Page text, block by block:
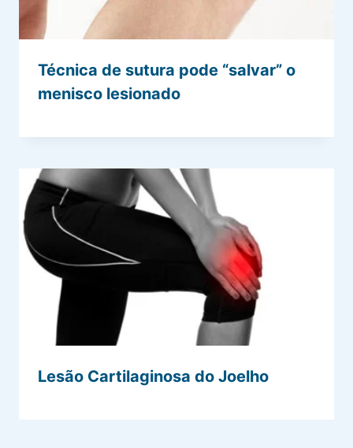
Técnica de sutura pode “salvar” o
menisco lesionado
Lesão Cartilaginosa do Joelho